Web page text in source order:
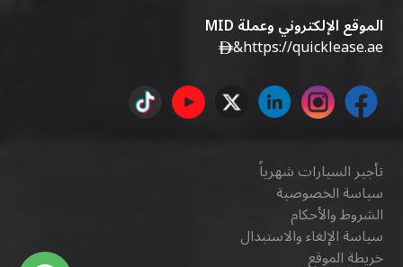
الموقع الإلكتروني وعملة MID
https://quicklease.ae
&
تأجير السيارات شهرياً
سياسة الخصوصية
الشروط والأحكام
سياسة الإلغاء والاستبدال
خريطة الموقع